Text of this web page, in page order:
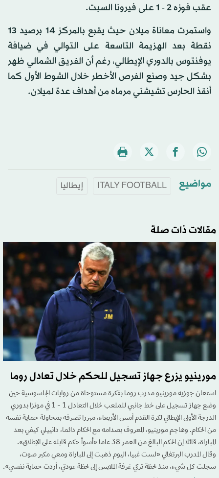
عقب فوزه 2 - 1 على فيرونا السبت.
واستمرت معاناة ميلان حيث يقبع بالمركز 14 برصيد 13
نقطة بعد الهزيمة التاسعة على التوالي في ضيافة
يوفنتوس بالدوري الإيطالي، رغم أن الفريق الشمالي ظهر
بشكل جيد وصنع الفرص الأخطر خلال الشوط الأول كما
أنقذ الحارس تشيشني مرماه من أهداف عدة لميلان.
مواضيع ITALY FOOTBALL إيطاليا
مقالات ذات صلة
مورينيو يزرع جهاز تسجيل للحكم خلال تعادل روما
استعان جوزيه مورينيو مدرب روما بفكرة مستوحاة من روايات الجاسوسية حين
وضع جهاز تسجيل على خط جانبي للملعب خلال التعادل 1 - 1 في مونزا بدوري
الدرجة الأولى الإيطالي لكرة القدم أمس الأربعاء، مبررا تصرفه بمحاولة حماية نفسه
من الحكام. وهاجم مورينيو، المعروف بصدامه مع الحكام دائما، دانييلي كيفي بعد
المباراة، قائلا إن الحكم البالغ من العمر 38 عاما «أسوأ حكم قابله على الإطلاق».
وقال المدرب البرتغالي «لست غبيا، اليوم ذهبت إلى المباراة ومعي مكبر صوت،
سجلت كل شيء، منذ لحظة تركي غرفة الملابس إلى لحظة عودتي، أردت حماية نفسي».